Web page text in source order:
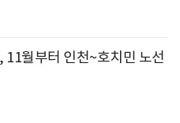
11월부터 인천~호치민 노선